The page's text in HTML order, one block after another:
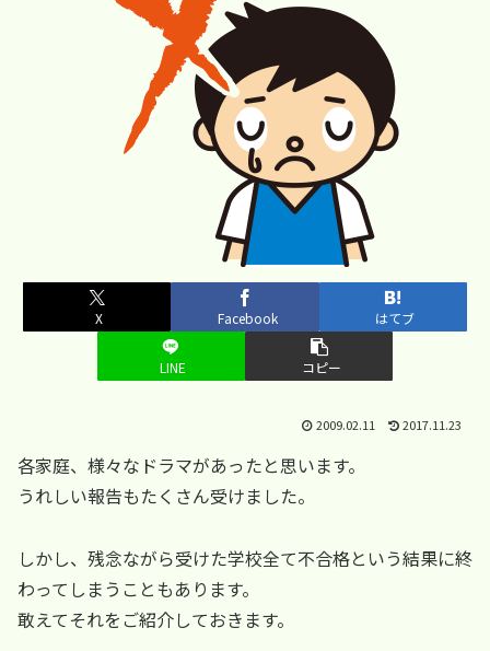
X Facebook はてブ
LINE コピー
2009.02.11 2017.11.23
各家庭、様々なドラマがあったと思います。
うれしい報告もたくさん受けました。
しかし、残念ながら受けた学校全て不合格という結果に終
わってしまうこともあります。
敢えてそれをご紹介しておきます。